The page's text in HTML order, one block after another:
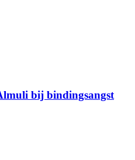
bij bindingsangst